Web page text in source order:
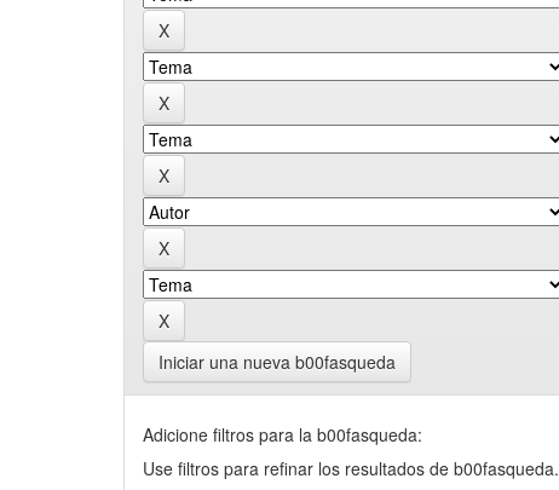
Iniciar una nueva b00fasqueda
Adicione filtros para la b00fasqueda:
Use filtros para refinar los resultados de b00fasqueda.